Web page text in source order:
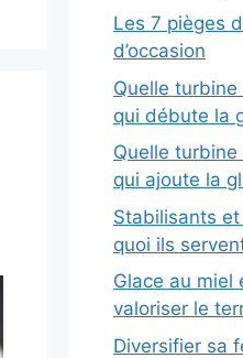
Les 7 pièges
d’occasion
Quelle
qui débute la
Quelle
qui ajoute la
Stabilisants
quoi ils
Glace au miel
valoriser le
Diversifier sa